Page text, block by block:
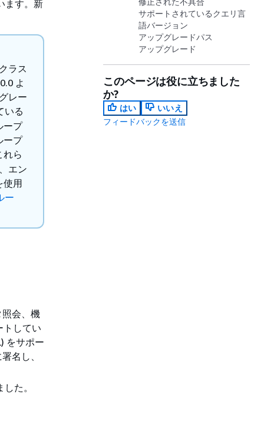
ます。新
ラス
よ
レー
いる
ープ
ープ
ら
エン
使用
ー
会、機
トしてい
をサポー
名し、
た。
サポートされているクエリ言
語バージョン
アップグレードパス
アップグレード
このページは役に立ちました
か?
はい
いいえ
フィードバックを送信